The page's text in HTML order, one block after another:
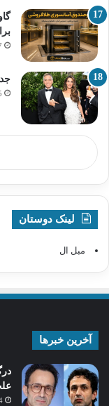
لینک دوستان
مبل ال
آخرین خبرها
14